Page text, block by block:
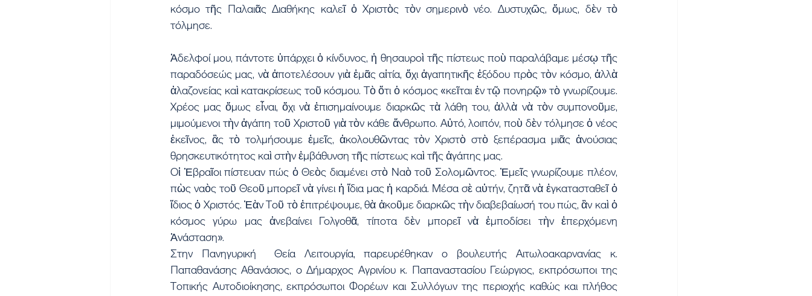
κόσμο τῆς Παλαιᾶς Διαθήκης καλεῖ ὁ Χριστὸς τὸν σημερινὸ νέο. Δυστυχῶς, ὅμως, δὲν τὸ
τόλμησε.
Ἀδελφοί μου, πάντοτε ὑπάρχει ὁ κίνδυνος, ἡ θησαυροὶ τῆς πίστεως ποὺ παραλάβαμε μέσῳ τῆς
παραδόσεώς μας, νὰ ἀποτελέσουν γιὰ ἐμᾶς αἰτία, ὄχι ἀγαπητικῆς ἐξόδου πρὸς τὸν κόσμο, ἀλλὰ
ἀλαζονείας καὶ κατακρίσεως τοῦ κόσμου. Τὸ ὅτι ὁ κόσμος «κεῖται ἐν τῷ πονηρῷ» τὸ γνωρίζουμε.
Χρέος μας ὅμως εἶναι, ὄχι νὰ ἐπισημαίνουμε διαρκῶς τὰ λάθη του, ἀλλὰ νὰ τὸν συμπονοῦμε,
μιμούμενοι τὴν ἀγάπη τοῦ Χριστοῦ γιὰ τὸν κάθε ἄνθρωπο. Αὐτό, λοιπόν, ποὺ δὲν τόλμησε ὁ νέος
ἐκεῖνος, ἂς τὸ τολμήσουμε ἐμεῖς, ἀκολουθῶντας τὸν Χριστὸ στὸ ξεπέρασμα μιᾶς ἀνούσιας
θρησκευτικότητος καὶ στὴν ἐμβάθυνση τῆς πίστεως καὶ τῆς ἀγάπης μας.
Οἱ Ἑβραῖοι πίστευαν πώς ὁ Θεὸς διαμένει στὸ Ναὸ τοῦ Σολομῶντος. Ἐμεῖς γνωρίζουμε πλέον,
πὼς ναὸς τοῦ Θεοῦ μπορεῖ νὰ γίνει ἡ ἴδια μας ἡ καρδιά. Μέσα σὲ αὐτήν, ζητᾶ νὰ ἐγκατασταθεῖ ὁ
ἴδιος ὁ Χριστός. Ἐὰν Τοῦ τὸ ἐπιτρέψουμε, θὰ ἀκοῦμε διαρκῶς τὴν διαβεβαίωσή του πώς, ἂν καὶ ὁ
κόσμος γύρω μας ἀνεβαίνει Γολγοθᾶ, τίποτα δὲν μπορεῖ νὰ ἐμποδίσει τὴν ἐπερχόμενη
Ἀνάσταση».
Στην Πανηγυρική  Θεία Λειτουργία, παρευρέθηκαν ο βουλευτής Αιτωλοακαρνανίας κ.
Παπαθανάσης Αθανάσιος, ο Δήμαρχος Αγρινίου κ. Παπαναστασίου Γεώργιος, εκπρόσωποι της
Τοπικής Αυτοδιοίκησης, εκπρόσωποι Φορέων και Συλλόγων της περιοχής καθώς και πλήθος